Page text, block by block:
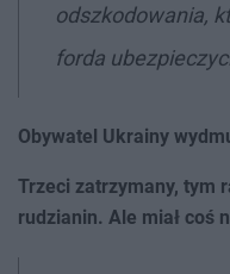
odszkodowania,
forda
Obywatel Ukrainy
Trzeci zatrzymany, tym
rudzianin. Ale miał coś